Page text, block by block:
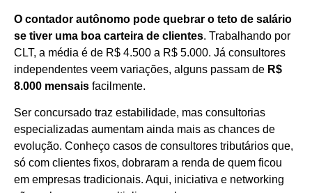
O contador autônomo pode quebrar o teto de salário
se tiver uma boa carteira de clientes. Trabalhando por
CLT, a média é de R$ 4.500 a R$ 5.000. Já consultores
independentes veem variações, alguns passam de R$
8.000 mensais facilmente.
Ser concursado traz estabilidade, mas consultorias
especializadas aumentam ainda mais as chances de
evolução. Conheço casos de consultores tributários que,
só com clientes fixos, dobraram a renda de quem ficou
em empresas tradicionais. Aqui, iniciativa e networking